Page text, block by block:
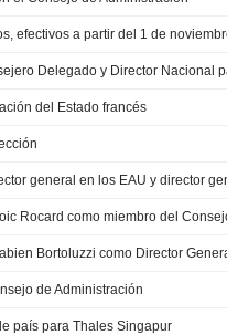
del Estado francés
de Administración
país para Thales Singapur